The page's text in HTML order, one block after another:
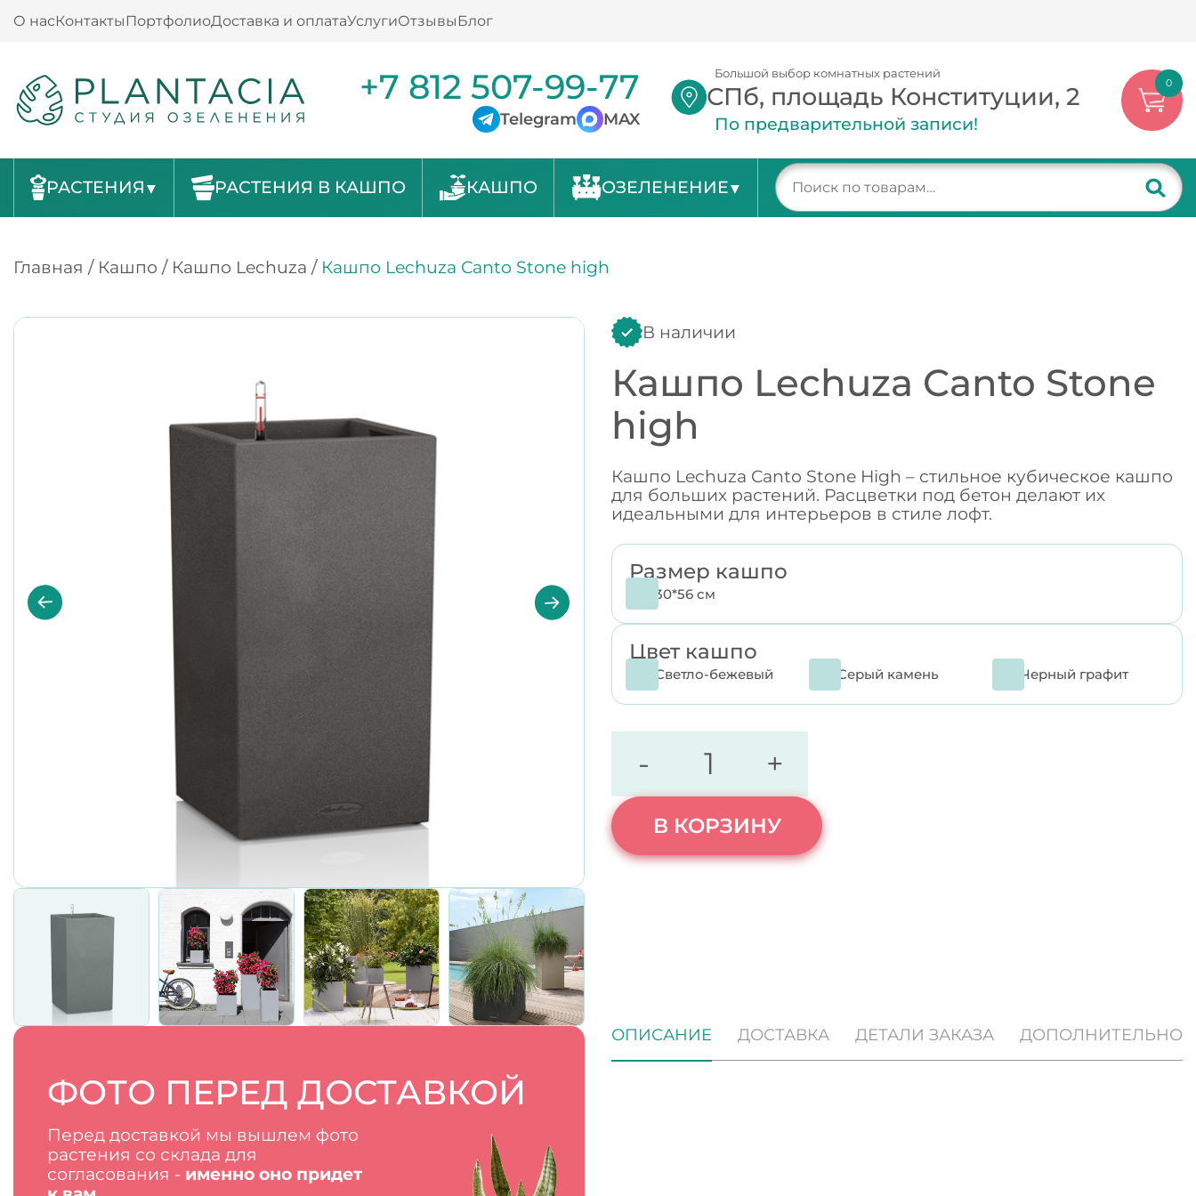
О насКонтакты ПортфолиоДоставка и оплатаУслугиОтзывы Блог
+7 812 507-99-77
Telegram MAX
Большой выбор комнатных растений
СПб, площадь Конституции, 2
По предварительной записи!
0
РАСТЕНИЯ РАСТЕНИЯ В КАШПО КАШПО ОЗЕЛЕНЕНИЕ
Главная / Кашпо / Кашпо Lechuza / Кашпо Lechuza Canto Stone high
В наличии
Кашпо Lechuza Canto Stone
high
Кашпо Lechuza Canto Stone High – стильное кубическое кашпо
для больших растений. Расцветки под бетон делают их
идеальными для интерьеров в стиле лофт.
Размер кашпо
30*56 см
Цвет кашпо
Светло-бежевый Серый камень Черный графит
- +
В КОРЗИНУ
ФОТО ПЕРЕД ДОСТАВКОЙ
Перед доставкой мы вышлем фото
растения со склада для
согласования - именно оно придет
ОПИСАНИЕ ДОСТАВКА ДЕТАЛИ ЗАКАЗА ДОПОЛНИТЕЛЬНО